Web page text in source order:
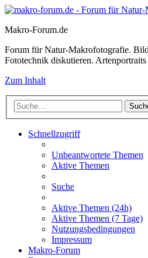
Makro-Forum.de
Forum für Natur-Makrofotografie.
Fototechnik diskutieren. Artenportraits
Zum Inhalt
Schnellzugriff
Unbeantwortete Themen
Aktive Themen
Suche
Aktive Themen (24h)
Aktive Themen (7 Tage)
Nutzungsbedingungen
Impressum
Makro-Forum